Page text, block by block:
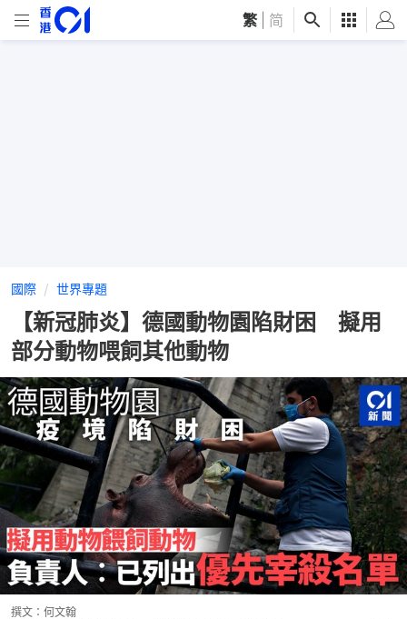
繁 简
國際 世界專題
【新冠肺炎】德國動物園陷財困 擬用
部分動物喂飼其他動物
撰文： 何文翰